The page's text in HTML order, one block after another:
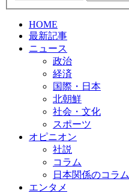
HOME
最新記事
ニュース
政治
経済
国際・日本
北朝鮮
社会・文化
スポーツ
オピニオン
社説
コラム
日本関係のコラム
エンタメ